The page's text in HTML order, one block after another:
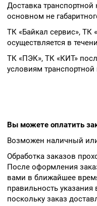
Доставка
основном не
ТК «Байкал сервис», ТК
осуществляется в
ТК «ПЭК», ТК «КИТ»
условиям
Вы можете оплатить
Возможен наличный
Обработка заказов
После оформления
вами в ближайшее
правильность
поскольку заказ